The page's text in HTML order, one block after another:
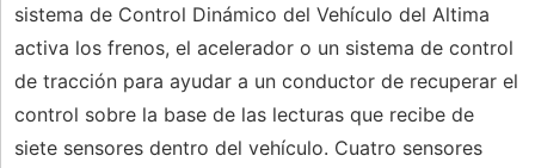
sistema de Control Dinámico del Vehículo del Altima
activa los frenos, el acelerador o un sistema de control
de tracción para ayudar a un conductor de recuperar el
control sobre la base de las lecturas que recibe de
siete sensores dentro del vehículo. Cuatro sensores